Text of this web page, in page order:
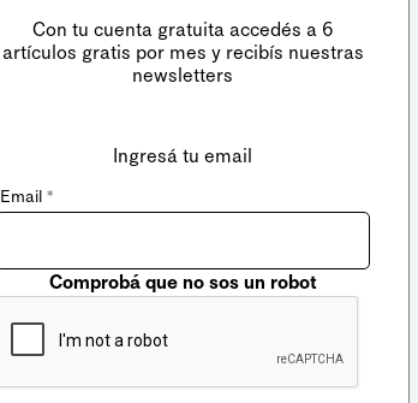
Con tu cuenta gratuita accedés a 6
artículos gratis por mes y recibís nuestras
newsletters
Ingresá tu email
Email *
Comprobá que no sos un robot